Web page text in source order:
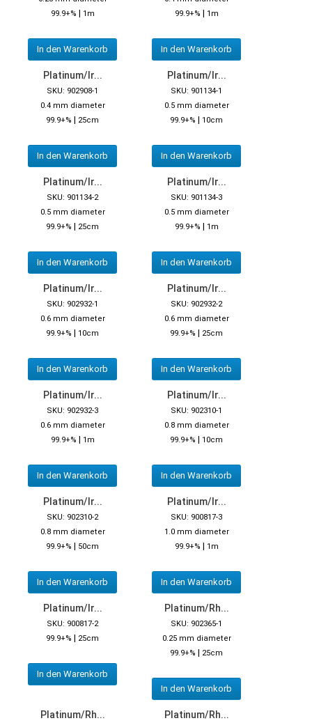
99.9+% | 1m
In den Warenkorb
99.9+% | 1m
In den Warenkorb
Platinum/Ir...
SKU: 902908-1
0.4 mm diameter
99.9+% | 25cm
In den Warenkorb
Platinum/Ir...
SKU: 901134-1
0.5 mm diameter
99.9+% | 10cm
In den Warenkorb
Platinum/Ir...
SKU: 901134-2
0.5 mm diameter
99.9+% | 25cm
In den Warenkorb
Platinum/Ir...
SKU: 901134-3
0.5 mm diameter
99.9+% | 1m
In den Warenkorb
Platinum/Ir...
SKU: 902932-1
0.6 mm diameter
99.9+% | 10cm
In den Warenkorb
Platinum/Ir...
SKU: 902932-2
0.6 mm diameter
99.9+% | 25cm
In den Warenkorb
Platinum/Ir...
SKU: 902932-3
0.6 mm diameter
99.9+% | 1m
In den Warenkorb
Platinum/Ir...
SKU: 902310-1
0.8 mm diameter
99.9+% | 10cm
In den Warenkorb
Platinum/Ir...
SKU: 902310-2
0.8 mm diameter
99.9+% | 50cm
In den Warenkorb
Platinum/Ir...
SKU: 900817-3
1.0 mm diameter
99.9+% | 1m
In den Warenkorb
Platinum/Ir...
SKU: 900817-2
99.9+% | 25cm
In den Warenkorb
Platinum/Rh...
SKU: 902365-1
0.25 mm diameter
99.9+% | 25cm
In den Warenkorb
Platinum/Rh... Platinum/Rh...